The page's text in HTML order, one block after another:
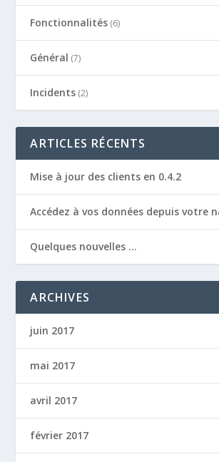
Fonctionnalités (6)
Général (7)
Incidents (2)
ARTICLES RÉCENTS
Mise à jour des clients en 0.4.2
Accédez à vos données depuis votre
Quelques nouvelles …
ARCHIVES
juin 2017
mai 2017
avril 2017
février 2017